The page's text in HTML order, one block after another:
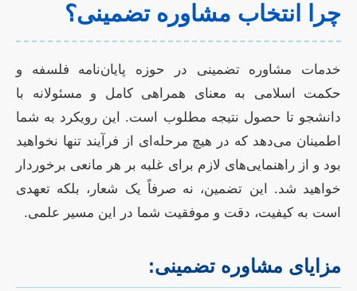
چرا انتخاب مشاوره تضمینی؟
خدمات مشاوره تضمینی در حوزه پایان‌نامه فلسفه و
حکمت اسلامی به معنای همراهی کامل و مسئولانه با
دانشجو تا حصول نتیجه مطلوب است. این رویکرد به شما
اطمینان می‌دهد که در هیچ مرحله‌ای از فرآیند تنها نخواهید
بود و از راهنمایی‌های لازم برای غلبه بر هر مانعی برخوردار
خواهید شد. این تضمین، نه صرفاً یک شعار، بلکه تعهدی
است به کیفیت، دقت و موفقیت شما در این مسیر علمی.
مزایای مشاوره تضمینی: